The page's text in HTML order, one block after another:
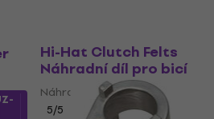
Hi-Hat Clutch Felts
Náhradní díl pro bicí
Náhradní díl pro bicí
5/5